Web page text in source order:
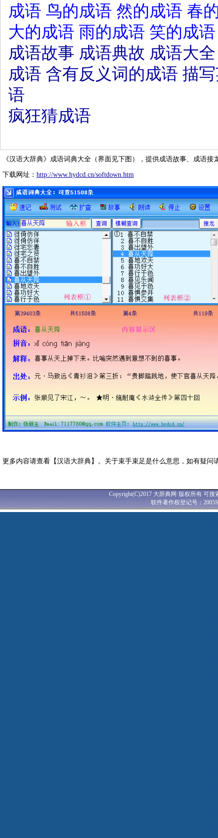
成语 鸟的成语 然的成语 春
大的成语 雨的成语 笑的成语
成语故事 成语典故 成语大全
成语 含有反义词的成语 描
语
疯狂猜成语
《汉语大辞典》成语词典大全（界面见下图），提供成语故事、成语接
下载网址： http://www.hydcd.cn/softdown.htm
更多内容请查看【汉语大辞典】。关于束手束足是什么意思，如有疑问
Copyright(C)2017 大辞典网·版权所有 可
软件著作权登记号：